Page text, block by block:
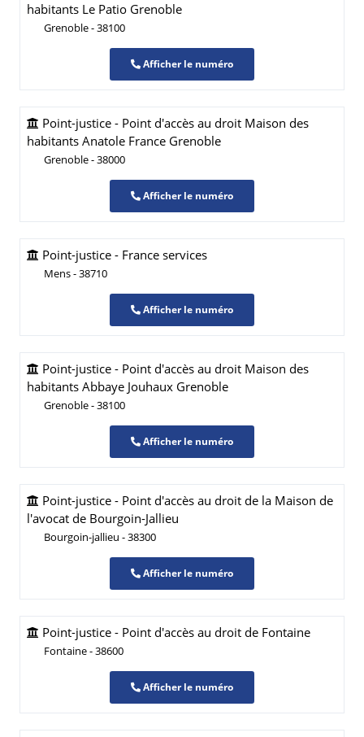
habitants Le Patio Grenoble
Grenoble - 38100
Afficher le numéro
Point-justice - Point d'accès au droit Maison des
habitants Anatole France Grenoble
Grenoble - 38000
Afficher le numéro
Point-justice - France services
Mens - 38710
Afficher le numéro
Point-justice - Point d'accès au droit Maison des
habitants Abbaye Jouhaux Grenoble
Grenoble - 38100
Afficher le numéro
Point-justice - Point d'accès au droit de la Maison de
l'avocat de Bourgoin-Jallieu
Bourgoin-jallieu - 38300
Afficher le numéro
Point-justice - Point d'accès au droit de Fontaine
Fontaine - 38600
Afficher le numéro